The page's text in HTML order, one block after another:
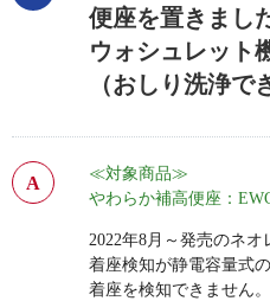
便座を置きまし
ウォシュレット
（おしり洗浄で
≪対象商品≫
やわらか補高便座：
2022年8月～発売のネオ
着座検知が静電容量式
着座を検知できません。